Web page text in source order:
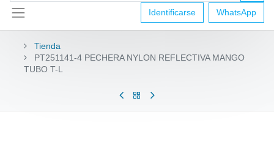
Identificarse WhatsApp
Tienda
PT251141-4 PECHERA NYLON REFLECTIVA MANGO
TUBO T-L